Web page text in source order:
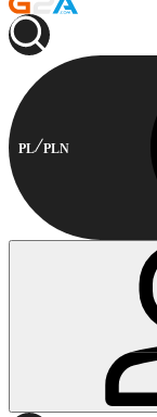
PL PLN